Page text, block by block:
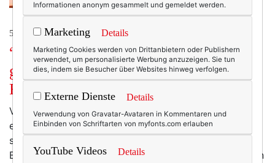
50+ LIFESTYLE
“Yoga macht mich entspannter und
großherziger.” Ein Interview mit Antje
Ritter.
Viele Jahre lang war Yoga für mich etwas für leicht
esoterisch angehauchte Grüntee-Trinker mit
selbstgeklöppelten Socken und einem Faible für
Bachblüten. Jaja, es lebe das gepflegte Vorurteil! Dann
Informationen anonym gesammelt und gemeldet werden.
Marketing Details
Marketing Cookies werden von Drittanbietern oder Publishern
verwendet, um personalisierte Werbung anzuzeigen. Sie tun
dies, indem sie Besucher über Websites hinweg verfolgen.
Externe Dienste Details
Verwendung von Gravatar-Avataren in Kommentaren und
Einbinden von Schriftarten von myfonts.com erlauben
YouTube Videos Details